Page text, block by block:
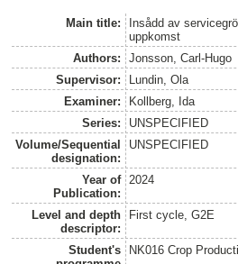
Main title:
Insådd av
uppkomst
Authors:
Jonsson, Carl-Hugo
Supervisor:
Lundin, Ola
Examiner:
Kollberg, Ida
Series:
UNSPECIFIED
Volume/Sequential
designation:
UNSPECIFIED
Year of
Publication:
2024
Level and depth
descriptor:
First cycle, G2E
Student's
NK016 Crop